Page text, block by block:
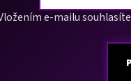
e-mailu